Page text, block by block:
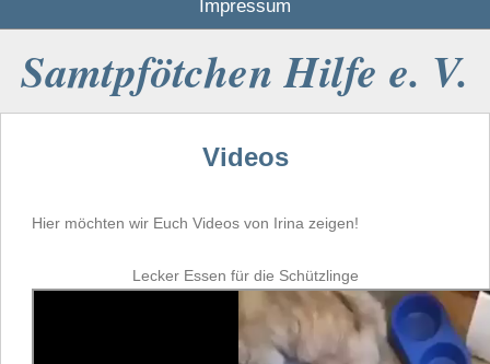
Impressum
Samtpfötchen Hilfe e. V.
Videos
Hier möchten wir Euch Videos von Irina zeigen!
Lecker Essen für die Schützlinge